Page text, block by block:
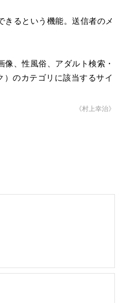
るという機能。送信者のメ
、性風俗、アダルト検索・
のカテゴリに該当するサイ
《村上幸治》